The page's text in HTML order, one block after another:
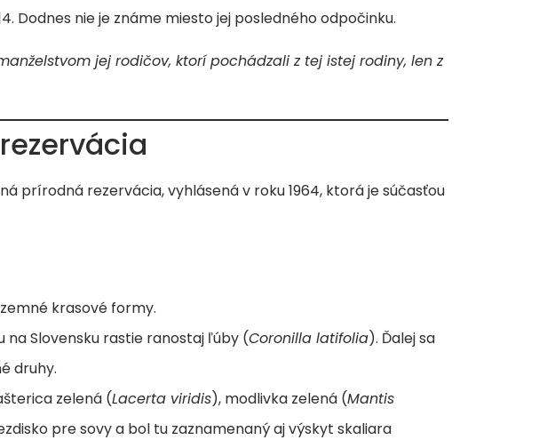
Dodnes nie je známe miesto jej posledného odpočinku.
jej rodičov, ktorí pochádzali z tej istej rodiny, len z
prírodná rezervácia, vyhlásená v roku 1964, ktorá je súčasťou
krasové formy.
na Slovensku rastie ranostaj ľúby (Coronilla latifolia). Ďalej sa
druhy.
zelená (Lacerta viridis), modlivka zelená (Mantis
pre sovy a bol tu zaznamenaný aj výskyt skaliara